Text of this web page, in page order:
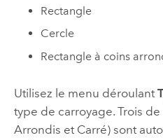
Rectangle
Cercle
Rectangle à coins
Utilisez le menu déroulant
type de carroyage. Trois
Arrondis et Carré) sont